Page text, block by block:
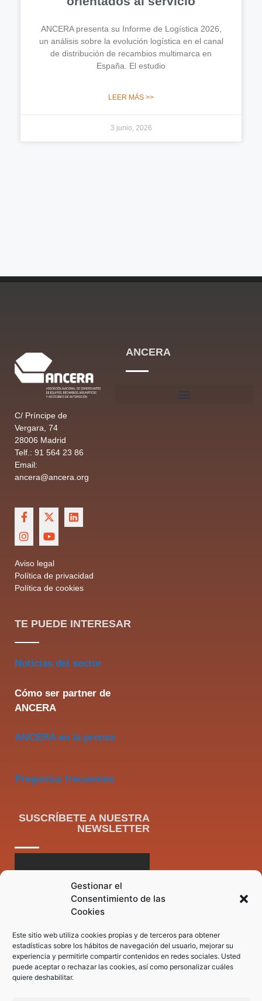
Gestionar el
Consentimiento de las
Cookies
Este sitio web utiliza cookies propias y de terceros para obtener
estadísticas sobre los hábitos de navegación del usuario, mejorar su
experiencia y permitirle compartir contenidos en redes sociales. Usted
puede aceptar o rechazar las cookies, así como personalizar cuáles
quiere deshabilitar.
ANCERA presenta su Informe de Logística 2026,
un análisis sobre la evolución logística en el canal
de distribución de recambios multimarca en
España. El estudio
LEER MÁS >>
3 junio, 2026
C/ Príncipe de
Vergara, 74
28006 Madrid
Telf.: 91 564 23 86
Email:
ancera@ancera.org
Aviso legal
Política de privacidad
Política de cookies
ANCERA
TE PUEDE INTERESAR
Noticias del sector
Cómo ser partner de
ANCERA
ANCERA en la prensa
Preguntas frecuentes
SUSCRÍBETE A NUESTRA
NEWSLETTER